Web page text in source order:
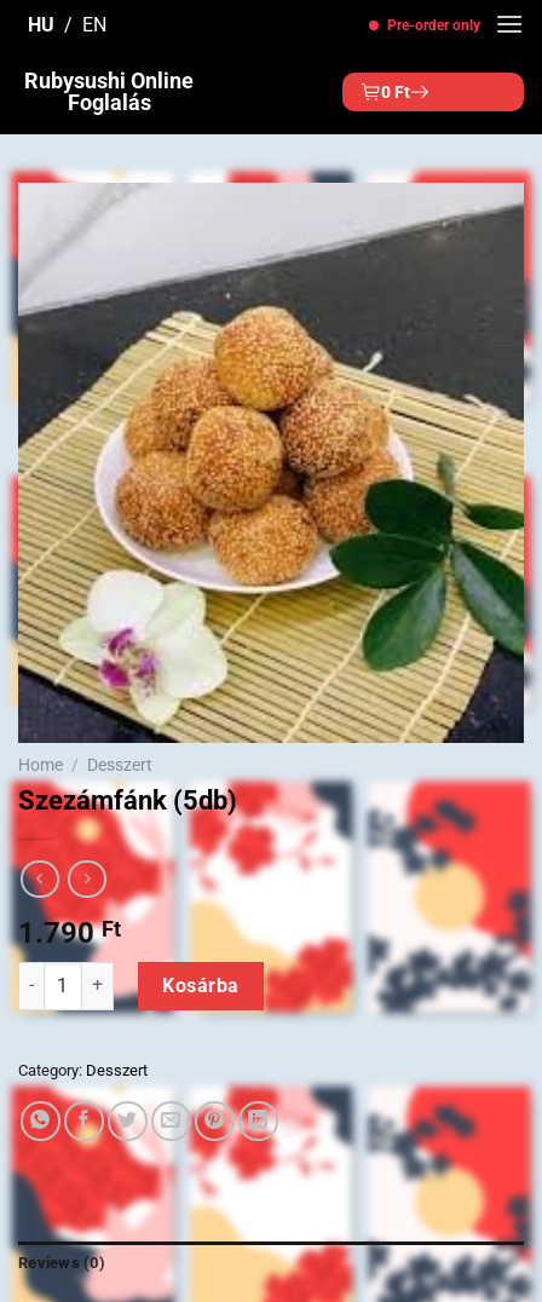
HU EN Pre-order only
Rubysushi Online
Foglalás
0 Ft
Home / Desszert
Szezámfánk (5db)
1.790Ft
Kosárba
Category: Desszert
Reviews (0)